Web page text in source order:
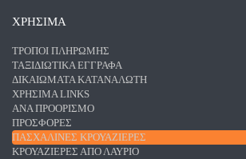
ΧΡΗΣΙΜΑ
ΤΡΌΠΟΙ ΠΛΗΡΩΜΉΣ
ΤΑΞΙΔΙΩΤΙΚΆ ΈΓΓΡΑΦΑ
ΔΙΚΑΙΏΜΑΤΑ ΚΑΤΑΝΑΛΩΤΉ
ΧΡΉΣΙΜΑ LINKS
ΑΝΑ ΠΡΟΟΡΙΣΜΌ
ΠΡΟΣΦΟΡΈΣ
ΠΑΣΧΑΛΙΝΈΣ ΚΡΟΥΑΖΙΈΡΕΣ
ΚΡΟΥΑΖΙΈΡΕΣ ΑΠΌ ΛΑΎΡΙΟ